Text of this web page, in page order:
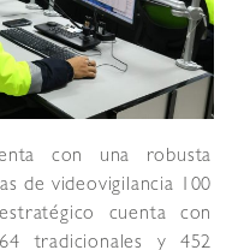
con una robusta
de videovigilancia 100
cuenta con
tradicionales y 452